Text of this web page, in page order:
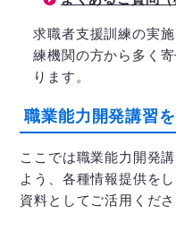
求職者支援訓練の実
練機関の方から多く
ります。
職業能力開発講習
ここでは職業能力開発
よう、各種情報提供を
資料としてご活用くださ